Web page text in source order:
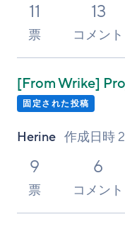
11
票
13
コメント
[From Wrike]
固定された投稿
Herine 作成日時
9
票
6
コメント